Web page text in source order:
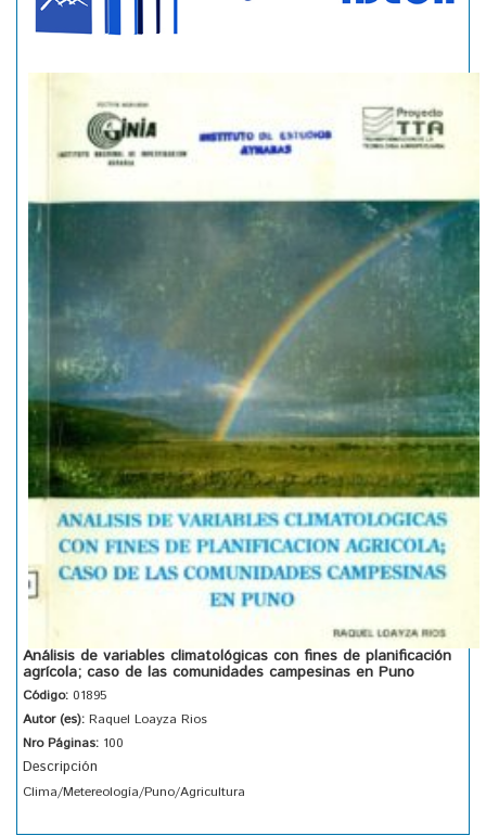
Análisis de variables climatológicas con fines de planificación
agrícola; caso de las comunidades campesinas en Puno
Código: 01895
Autor (es): Raquel Loayza Rios
Nro Páginas: 100
Descripción
Clima/Metereología/Puno/Agricultura